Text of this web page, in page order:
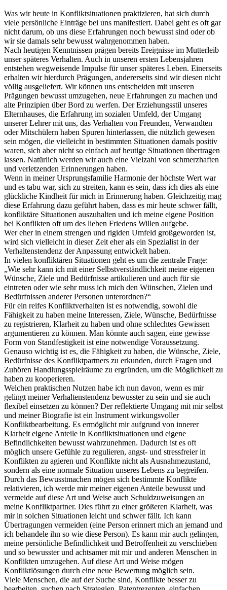
Was wir heute in Konfliktsituationen praktizieren, hat sich durch
viele persönliche Einträge bei uns manifestiert. Dabei geht es oft gar
nicht darum, ob uns diese Erfahrungen noch bewusst sind oder ob
wir sie damals sehr bewusst wahrgenommen haben.
Nach heutigen Kenntnissen prägen bereits Ereignisse im Mutterleib
unser späteres Verhalten. Auch in unseren ersten Lebensjahren
entstehen wegweisende Impulse für unser späteres Leben. Einerseits
erhalten wir hierdurch Prägungen, andererseits sind wir diesen nicht
völlig ausgeliefert. Wir können uns entscheiden mit unseren
Prägungen bewusst umzugehen, neue Erfahrungen zu machen und
alte Prinzipien über Bord zu werfen. Der Erziehungsstil unseres
Elternhauses, die Erfahrung im sozialen Umfeld, der Umgang
unserer Lehrer mit uns, das Verhalten von Freunden, Verwandten
oder Mitschülern haben Spuren hinterlassen, die nützlich gewesen
sein mögen, die vielleicht in bestimmten Situationen damals positiv
waren, sich aber nicht so einfach auf heutige Situationen übertragen
lassen. Natürlich werden wir auch eine Vielzahl von schmerzhaften
und verletzenden Erinnerungen haben.
Wenn in meiner Ursprungsfamilie Harmonie der höchste Wert war
und es tabu war, sich zu streiten, kann es sein, dass ich dies als eine
glückliche Kindheit für mich in Erinnerung haben. Gleichzeitig mag
diese Erfahrung dazu geführt haben, dass es mir heute schwer fällt,
konfliktäre Situationen auszuhalten und ich meine eigene Position
bei Konflikten oft um des lieben Friedens Willen aufgebe.
Wer eher in einem strengen und rigiden Umfeld großgeworden ist,
wird sich vielleicht in dieser Zeit eher als ein Spezialist in der
Verhaltenstendenz der Anpassung entwickelt haben.
In vielen konfliktären Situationen geht es um die zentrale Frage:
„Wie sehr kann ich mit einer Selbstverständlichkeit meine eigenen
Wünsche, Ziele und Bedürfnisse artikulieren und auch für sie
eintreten oder wie sehr muss ich mich den Wünschen, Zielen und
Bedürfnissen anderer Personen unterordnen?“
Für ein reifes Konfliktverhalten ist es notwendig, sowohl die
Fähigkeit zu haben meine Interessen, Ziele, Wünsche, Bedürfnisse
zu registrieren, Klarheit zu haben und ohne schlechtes Gewissen
argumentieren zu können. Man könnte auch sagen, eine gewisse
Form von Standfestigkeit ist eine notwendige Voraussetzung.
Genauso wichtig ist es, die Fähigkeit zu haben, die Wünsche, Ziele,
Bedürfnisse des Konfliktpartners zu erkunden, durch Fragen und
Zuhören Handlungsspielräume zu ergründen, um die Möglichkeit zu
haben zu kooperieren.
Welchen praktischen Nutzen habe ich nun davon, wenn es mir
gelingt meiner Verhaltenstendenz bewusster zu sein und sie auch
flexibel einsetzen zu können? Der reflektierte Umgang mit mir selbst
und meiner Biografie ist ein Instrument wirkungsvoller
Konfliktbearbeitung. Es ermöglicht mir aufgrund von innerer
Klarheit eigene Anteile in Konfliktsituationen und eigene
Befindlichkeiten bewusst wahrzunehmen. Dadurch ist es oft
möglich unsere Gefühle zu regulieren, angst- und stressfreier in
Konflikten zu agieren und Konflikte nicht als Ausnahmezustand,
sondern als eine normale Situation unseres Lebens zu begreifen.
Durch das Bewusstmachen mögen sich bestimmte Konflikte
relativieren, ich werde mir meiner eigenen Anteile bewusst und
vermeide auf diese Art und Weise auch Schuldzuweisungen an
meine Konfliktpartner. Dies führt zu einer größeren Klarheit, was
mir in solchen Situationen leicht und schwer fällt. Ich kann
Übertragungen vermeiden (eine Person erinnert mich an jemand und
ich behandele ihn so wie diese Person). Es kann mir auch gelingen,
meine persönliche Befindlichkeit und Betroffenheit zu verschieben
und so bewusster und achtsamer mit mir und anderen Menschen in
Konflikten umzugehen. Auf diese Art und Weise mögen
Konfliktlösungen durch eine neue Bewertung möglich sein.
Viele Menschen, die auf der Suche sind, Konflikte besser zu